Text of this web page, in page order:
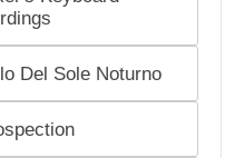
Del Sole Noturno